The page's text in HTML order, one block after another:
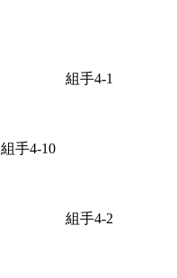
組手4-10
組手4-1
組手4-2